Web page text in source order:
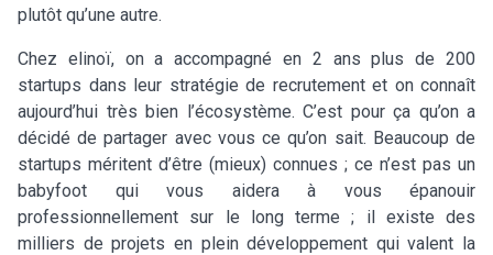
plutôt qu’une autre.
Chez elinoï, on a accompagné en 2 ans plus de 200
startups dans leur stratégie de recrutement et on connaît
aujourd’hui très bien l’écosystème. C’est pour ça qu’on a
décidé de partager avec vous ce qu’on sait. Beaucoup de
startups méritent d’être (mieux) connues ; ce n’est pas un
babyfoot qui vous aidera à vous épanouir
professionnellement sur le long terme ; il existe des
milliers de projets en plein développement qui valent la